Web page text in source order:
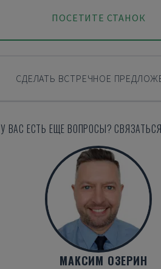
ПОСЕТИТЕ СТАНОК
СДЕЛАТЬ ВСТРЕЧНОЕ
У ВАС ЕСТЬ ЕЩЕ ВОПРОСЫ?
МАКСИМ ОЗЕРИН